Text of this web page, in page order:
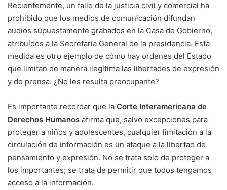
Recientemente, un fallo de la justicia civil y comercial ha
prohibido que los medios de comunicación difundan
audios supuestamente grabados en la Casa de Gobierno,
atribuídos a la Secretaria General de la presidencia. Esta
medida es otro ejemplo de cómo hay ordenes del Estado
que limitan de manera ilegítima las libertades de expresión
y de prensa. ¿No les resulta preocupante?
Es importante recordar que la Corte Interamericana de
Derechos Humanos afirma que, salvo excepciones para
proteger a niños y adolescentes, cualquier limitación a la
circulación de información es un ataque a la libertad de
pensamiento y expresión. No se trata solo de proteger a
los importantes; se trata de permitir que todos tengamos
acceso a la información.